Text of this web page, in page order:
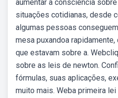
aumentar a consciência
situações cotidianas, desde
algumas pessoas
mesa puxando­a
que estavam sobre a.
sobre as leis de newton.
fórmulas, suas aplicações,
muito mais. Weba primeira